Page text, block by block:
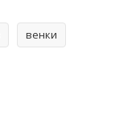
венки